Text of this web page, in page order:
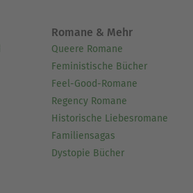
Romane & Mehr
Queere Romane
Feministische Bücher
Feel-Good-Romane
Regency Romane
Historische Liebesromane
Familiensagas
Dystopie Bücher